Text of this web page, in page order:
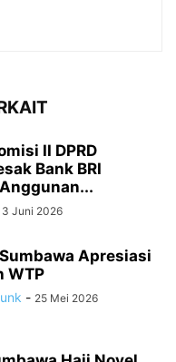
II DPRD
Bank BRI
3 Juni 2026
Sumbawa Apresiasi
WTP
- 25 Mei 2026